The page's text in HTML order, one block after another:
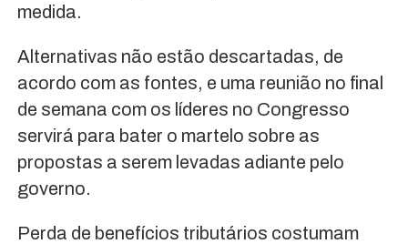
medida.
Alternativas não estão descartadas, de
acordo com as fontes, e uma reunião no final
de semana com os líderes no Congresso
servirá para bater o martelo sobre as
propostas a serem levadas adiante pelo
governo.
Perda de benefícios tributários costumam